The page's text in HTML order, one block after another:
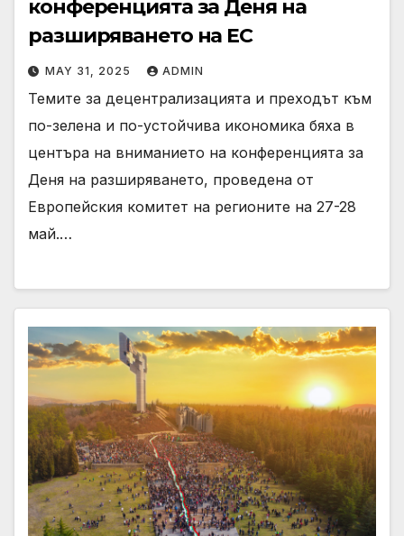
конференцията за Деня на
разширяването на ЕС
MAY 31, 2025 ADMIN
Темите за децентрализацията и преходът към
по-зелена и по-устойчива икономика бяха в
центъра на вниманието на конференцията за
Деня на разширяването, проведена от
Европейския комитет на регионите на 27-28
май.…